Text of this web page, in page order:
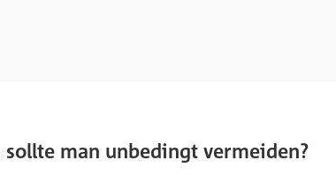
man unbedingt vermeiden?